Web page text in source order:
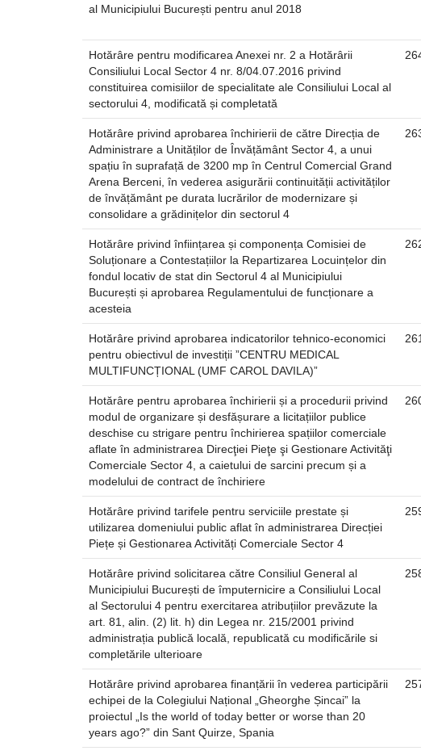
al Municipiului București pentru anul 2018
Hotărâre pentru modificarea Anexei nr. 2 a Hotărârii
Consiliului Local Sector 4 nr. 8/04.07.2016 privind
constituirea comisiilor de specialitate ale Consiliului Local al
sectorului 4, modificată și completată
Hotărâre privind aprobarea închirierii de către Direcția de
Administrare a Unităților de Învățământ Sector 4, a unui
spațiu în suprafață de 3200 mp în Centrul Comercial Grand
Arena Berceni, în vederea asigurării continuității activităților
de învățământ pe durata lucrărilor de modernizare și
consolidare a grădinițelor din sectorul 4
Hotărâre privind înființarea și componența Comisiei de
Soluționare a Contestațiilor la Repartizarea Locuințelor din
fondul locativ de stat din Sectorul 4 al Municipiului
București și aprobarea Regulamentului de funcționare a
acesteia
Hotărâre privind aprobarea indicatorilor tehnico-economici
pentru obiectivul de investiții ”CENTRU MEDICAL
MULTIFUNCȚIONAL (UMF CAROL DAVILA)”
261
Hotărâre pentru aprobarea închirierii și a procedurii privind
modul de organizare și desfășurare a licitațiilor publice
deschise cu strigare pentru închirierea spațiilor comerciale
aflate în administrarea Direcţiei Pieţe şi Gestionare Activităţi
Comerciale Sector 4, a caietului de sarcini precum și a
modelului de contract de închiriere
Hotărâre privind tarifele pentru serviciile prestate și
utilizarea domeniului public aflat în administrarea Direcției
Piețe și Gestionarea Activități Comerciale Sector 4
Hotărâre privind solicitarea către Consiliul General al
Municipiului București de împuternicire a Consiliului Local
al Sectorului 4 pentru exercitarea atribuțiilor prevăzute la
art. 81, alin. (2) lit. h) din Legea nr. 215/2001 privind
administrația publică locală, republicată cu modificările si
completările ulterioare
Hotărâre privind aprobarea finanțării în vederea participării
echipei de la Colegiului Național „Gheorghe Șincai” la
proiectul „Is the world of today better or worse than 20
years ago?” din Sant Quirze, Spania